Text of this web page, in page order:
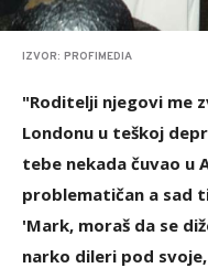
IZVOR: PROFIMEDIA
"Roditelji njegovi me
Londonu u teškoj
tebe nekada čuvao u
problematičan a sad
'Mark, moraš da se
narko dileri pod